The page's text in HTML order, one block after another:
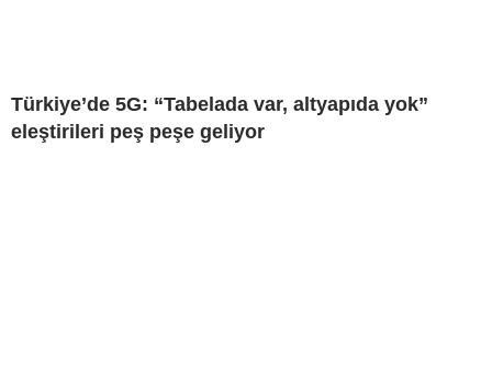
Türkiye’de 5G: “Tabelada var, altyapıda yok”
eleştirileri peş peşe geliyor